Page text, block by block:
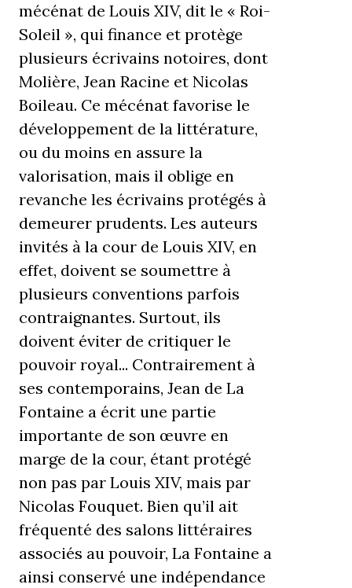
mécénat de Louis XIV, dit le « Roi-
Soleil », qui finance et protège
plusieurs écrivains notoires, dont
Molière, Jean Racine et Nicolas
Boileau. Ce mécénat favorise le
développement de la littérature,
ou du moins en assure la
valorisation, mais il oblige en
revanche les écrivains protégés à
demeurer prudents. Les auteurs
invités à la cour de Louis XIV, en
effet, doivent se soumettre à
plusieurs conventions parfois
contraignantes. Surtout, ils
doivent éviter de critiquer le
pouvoir royal... Contrairement à
ses contemporains, Jean de La
Fontaine a écrit une partie
importante de son œuvre en
marge de la cour, étant protégé
non pas par Louis XIV, mais par
Nicolas Fouquet. Bien qu’il ait
fréquenté des salons littéraires
associés au pouvoir, La Fontaine a
ainsi conservé une indépendance